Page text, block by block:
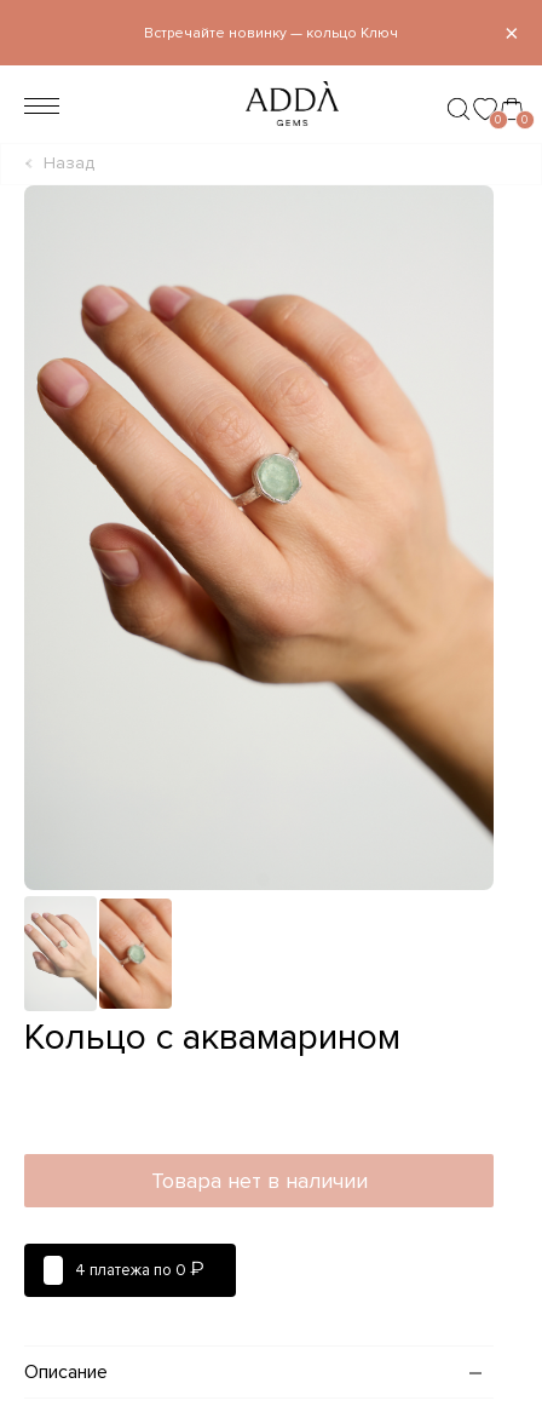
×
Встречайте новинку — кольцо Ключ
0 0
Назад
Кольцо с аквамарином
Товара нет в наличии
4 платежа по 0 ₽
Описание